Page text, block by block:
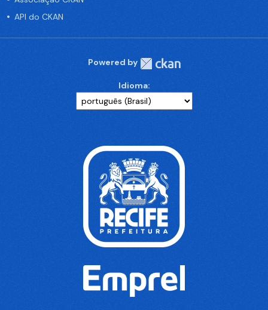
API do CKAN
Powered by
Idioma